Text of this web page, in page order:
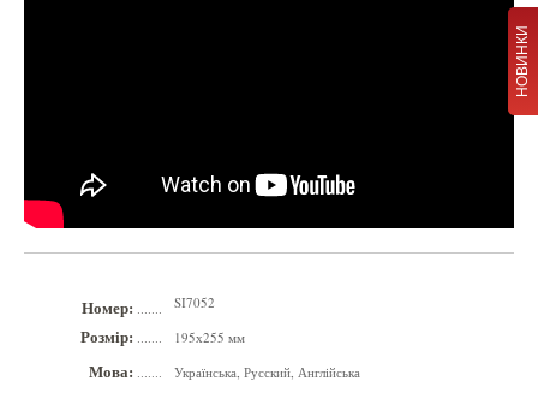
НОВИНКИ
Номер: SI7052
Розмір: 195х255 мм
Мова: Українська, Русский, Англійська